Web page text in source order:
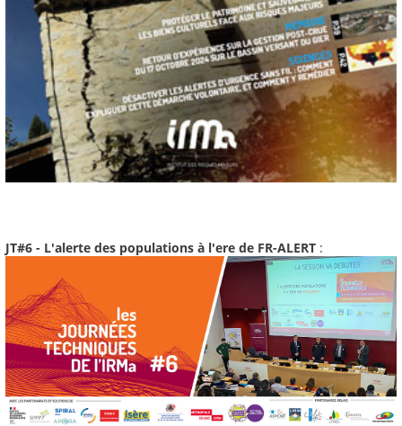
JT#6 - L'alerte des populations à l'ere de FR-ALERT :